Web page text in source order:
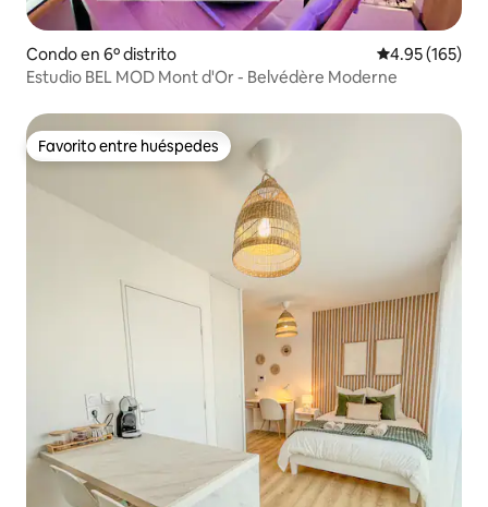
Condo en 6º distrito Calificación
4.95 (165)
Estudio BEL MOD Mont d'Or - Belvédère Moderne
Favorito entre huéspedes
Favorito entre huéspedes